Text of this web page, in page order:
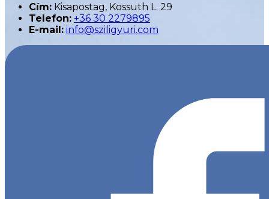
Cím: Kisapostag, Kossuth L. 29
Telefon: +36 30 2279895
E-mail: info@sziligyuri.com